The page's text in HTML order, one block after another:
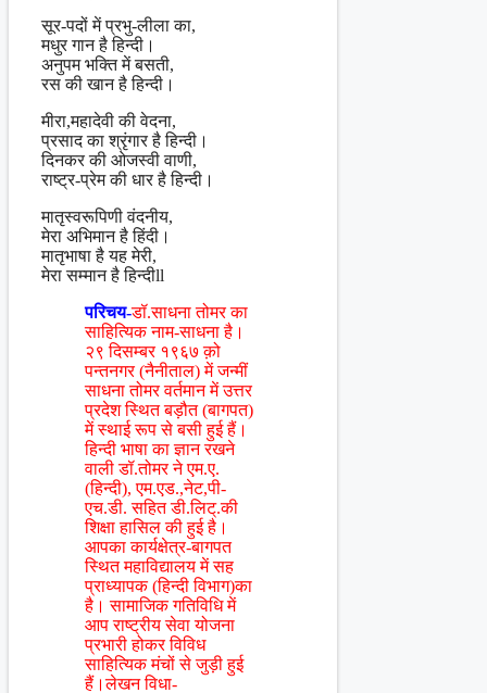
सूर-पदों में प्रभु-लीला का,
मधुर गान है हिन्दी।
अनुपम भक्ति में बसती,
रस की खान है हिन्दी।
मीरा,महादेवी की वेदना,
प्रसाद का श्रृंगार है हिन्दी।
दिनकर की ओजस्वी वाणी,
राष्ट्र-प्रेम की धार है हिन्दी।
मातृस्वरूपिणी वंदनीय,
मेरा अभिमान है हिंदी।
मातृभाषा है यह मेरी,
मेरा सम्मान है हिन्दीll
परिचय-डॉ.साधना तोमर का
साहित्यिक नाम-साधना है।
२९ दिसम्बर १९६७ क़ो
पन्तनगर (नैनीताल) में जन्मीं
साधना तोमर वर्तमान में उत्तर
प्रदेश स्थित बड़ौत (बागपत)
में स्थाई रूप से बसी हुई हैं।
हिन्दी भाषा का ज्ञान रखने
वाली डॉ.तोमर ने एम.ए.
(हिन्दी), एम.एड.,नेट,पी-
एच.डी. सहित डी.लिट्.की
शिक्षा हासिल की हुई है।
आपका कार्यक्षेत्र-बागपत
स्थित महाविद्यालय में सह
प्राध्यापक (हिन्दी विभाग)का
है। सामाजिक गतिविधि में
आप राष्ट्रीय सेवा योजना
प्रभारी होकर विविध
साहित्यिक मंचों से जुड़ी हुई
हैं।लेखन विधा-